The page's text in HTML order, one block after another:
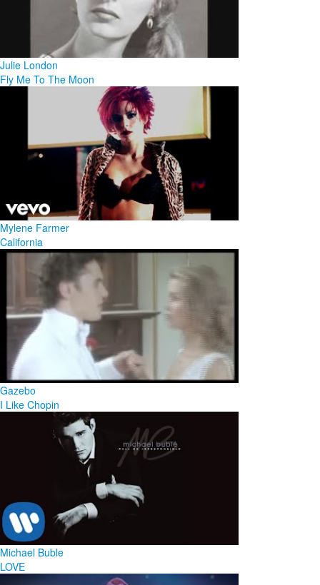
Julie London
Fly Me To The Moon
Mylene Farmer
California
Gazebo
I Like Chopin
Michael Buble
LOVE